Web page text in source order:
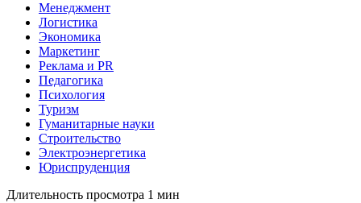
Менеджмент
Логистика
Экономика
Маркетинг
Реклама и PR
Педагогика
Психология
Туризм
Гуманитарные науки
Строительство
Электроэнергетика
Юриспруденция
Длительность просмотра 1 мин